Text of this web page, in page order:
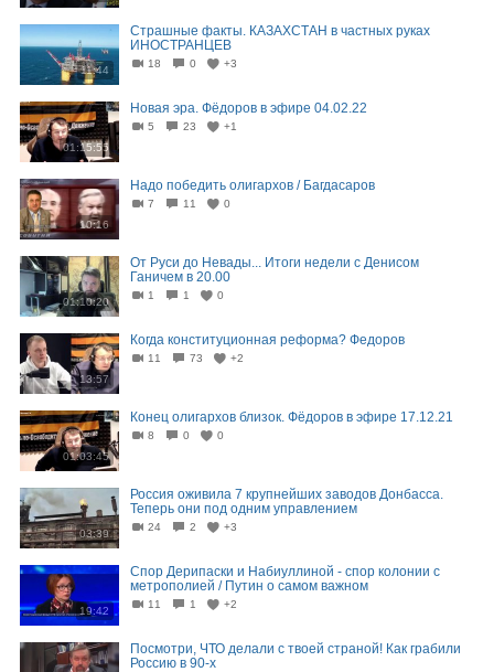
11:44
Страшные факты. КАЗАХСТАН в частных руках
ИНОСТРАНЦЕВ
18 0 +3
01:15:55
Новая эра. Фёдоров в эфире 04.02.22
5 23 +1
10:16
Надо победить олигархов / Багдасаров
7 11 0
01:10:20
От Руси до Невады... Итоги недели с Денисом
Ганичем в 20.00
1 1 0
13:57
Когда конституционная реформа? Федоров
11 73 +2
01:03:45
Конец олигархов близок. Фёдоров в эфире 17.12.21
8 0 0
03:39
Россия оживила 7 крупнейших заводов Донбасса.
Теперь они под одним управлением
24 2 +3
19:42
Спор Дерипаски и Набиуллиной - спор колонии с
метрополией / Путин о самом важном
11 1 +2
Посмотри, ЧТО делали с твоей страной! Как грабили
Россию в 90-х